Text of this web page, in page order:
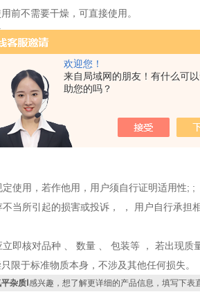
欢迎您！
来自局域网的朋友！有什么可
助您的吗？
前不需要干燥，可直接使用。
，10-30℃保存。
标准物质不设具体有效期，按照规定条件保存
药品检定研究院发布停用通知前有效
说明书
使用，若作他用，用户须自行证明适用性; ;
当所引起的损害或投诉， ， 用户自行承担
即核对品种 、 数量 、 包装等 ， 若出现质
限于标准物质本身，不涉及其他任何损失。
杂质Ⅰ 感兴趣，想了解更详细的产品信息，填写下表